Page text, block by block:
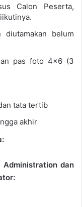
Calon Peserta,
belum
pas foto 4×6 (3
tata tertib
akhir
dan